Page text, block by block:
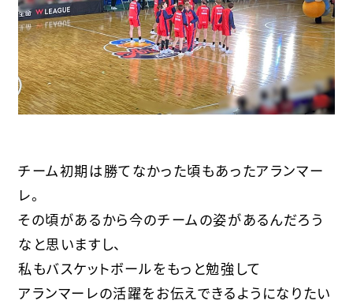
チーム初期は勝てなかった頃もあったアランマー
レ。
その頃があるから今のチームの姿があるんだろう
なと思いますし、
私もバスケットボールをもっと勉強して
アランマーレの活躍をお伝えできるようになりたい